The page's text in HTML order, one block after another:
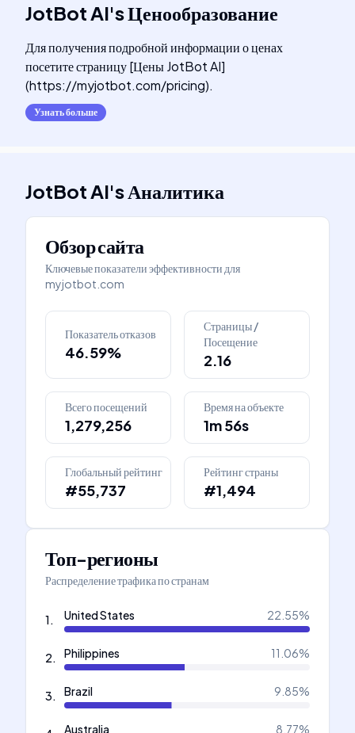
JotBot AI'sЦенообразование
Для получения подробной информации о ценах
посетите страницу [Цены JotBot AI]
(https://myjotbot.com/pricing).
Узнать больше
JotBot AI'sАналитика
Обзор сайта
Ключевые показатели эффективности для
myjotbot.com
Показатель отказов
46.59%
Страницы /
Посещение
2.16
Всего посещений
1,279,256
Время на объекте
1m 56s
Глобальный рейтинг
#55,737
Рейтинг страны
#1,494
Топ-регионы
Распределение трафика по странам
1. United States 22.55%
2. Philippines 11.06%
3. Brazil 9.85%
Australia 8.77%